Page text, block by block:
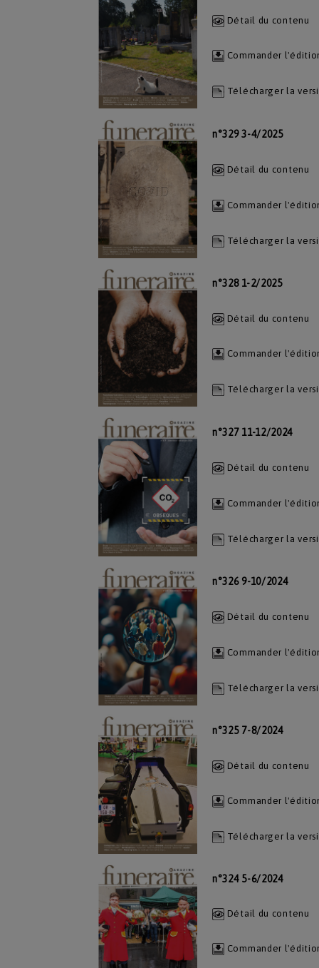
Détail du contenu
Commander
Télécharger la
n°329 3-4/2025
Détail du contenu
Commander
Télécharger la
n°328 1-2/2025
Détail du contenu
Commander
Télécharger la
n°327 11-12/2024
Détail du contenu
Commander
Télécharger la
n°326 9-10/2024
Détail du contenu
Commander
Télécharger la
n°325 7-8/2024
Détail du contenu
Commander
Télécharger la
n°324 5-6/2024
Détail du contenu
Commander